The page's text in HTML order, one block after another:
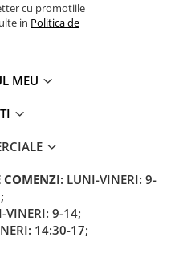
cu promotiile
in Politica de
MEU
COMENZI: LUNI-VINERI: 9-
VINERI: 9-14;
14:30-17;